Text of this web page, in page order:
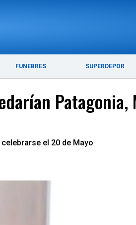
FUNEBRES SUPERDEPOR
MADRYN
Patagonia,
el 20 de Mayo